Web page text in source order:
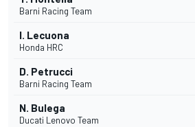
Barni Racing Team
I. Lecuona
Honda HRC
D. Petrucci
Barni Racing Team
N. Bulega
Ducati Lenovo Team